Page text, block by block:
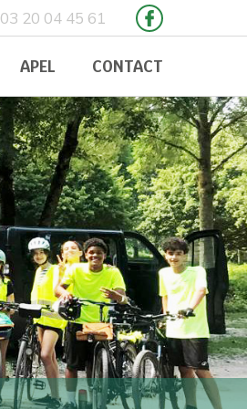
03 20 04 45 61
APEL CONTACT